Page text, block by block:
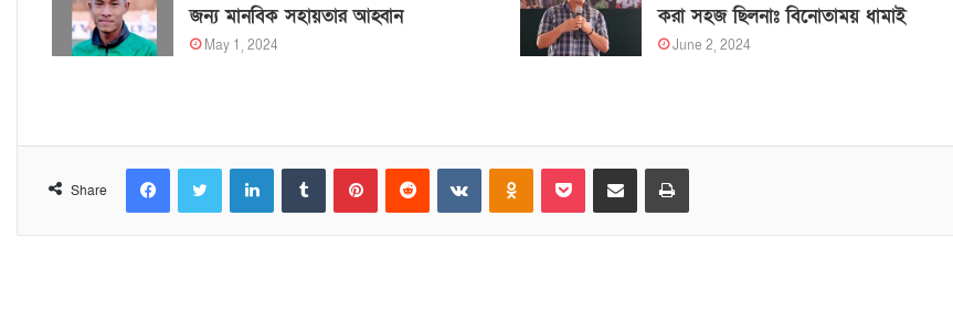
জন্য মানবিক সহায়তার আহ্বান
May 1, 2024
করা সহজ ছিলনাঃ বিনোতাময় ধামাই
June 2, 2024
Share